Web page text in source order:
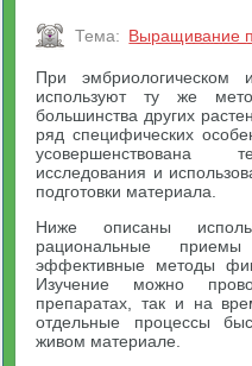
Тема: Выращивание
При эмбриологическом
используют ту же
большинства других
ряд специфических
усовершенствована
исследования и
подготовки материала.
Ниже описаны
рациональные
эффективные методы
Изучение можно
препаратах, так и на
отдельные процессы
живом материале.